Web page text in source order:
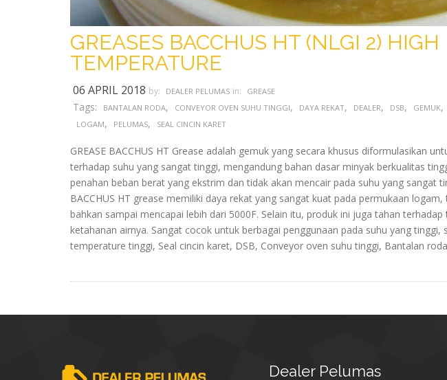
GREASES BACCHUS HT (NLGI 2) HIGH
TEMPERATURE
06 APRIL 2018 by: DEALER PELUMAS in: GREASE
Tags: BANTALAN RODA, CONVEYOR OVEN SUHU TINGGI, DAYA REKAT, DEALER, DSB, GEMUK,
LOGAM, PELUMAS, SEAL CINCIN KARET
GREASE BACCHUS HT Grease adalah gemuk yang secara khusus diformulasikan
terhadap suhu yang sangat tinggi, mengandung bahan dasar minyak berkualitas
penahan beban berat yang ekstrim dan tidak akan mencair pada suhu yang sangat
BACCHUS HT grease memiliki daya rekat yang sangat kuat pada permukaan
bahkan sampai mencapai lebih dari 5000F. Selain itu, produk ini juga tahan
ketahanan airnya. Sangat cocok untuk berbagai penggunaan pada suhu yang
temperature tinggi, Seal cincin karet, DSB, Conveyor oven suhu tinggi, Bantalan
DealerPelumas